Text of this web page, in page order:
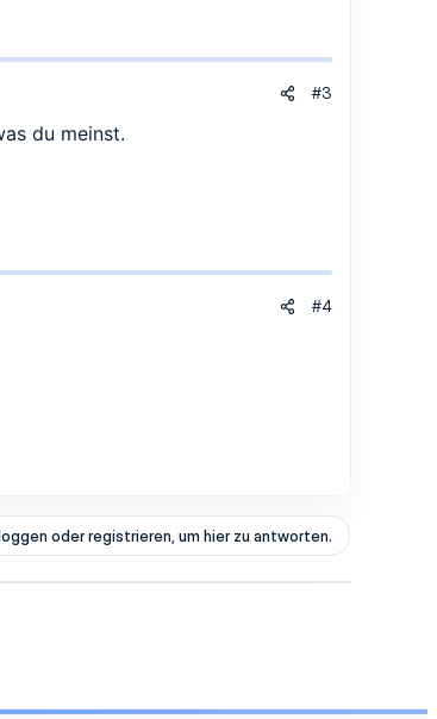
#3
du meinst.
#4
oder registrieren, um hier zu antworten.